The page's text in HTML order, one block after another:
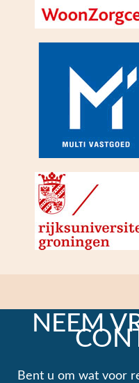
NEEM
Bent u om wat voor